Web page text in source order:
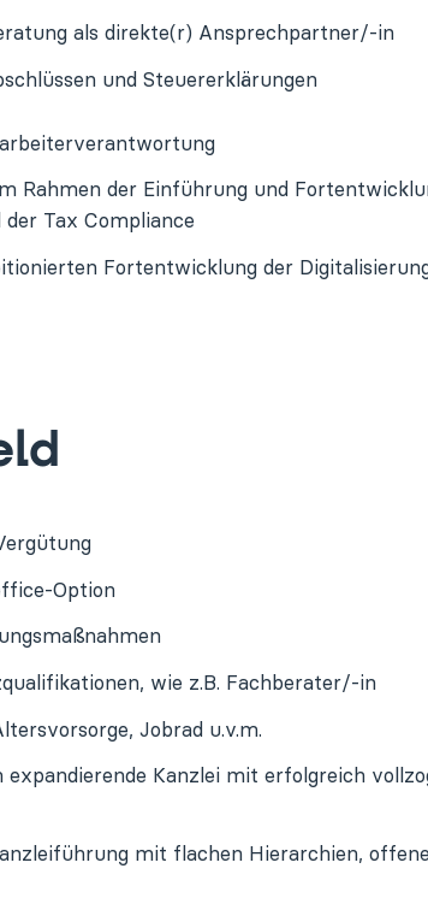
als direkte(r) Ansprechpartner/-in
und Steuererklärungen
Rahmen der Einführung und
der Tax Compliance
Fortentwicklung der
Option
wie z.B. Fachberater/-in
Jobrad u.v.m.
Kanzlei mit erfolgreich
mit flachen Hierarchien,